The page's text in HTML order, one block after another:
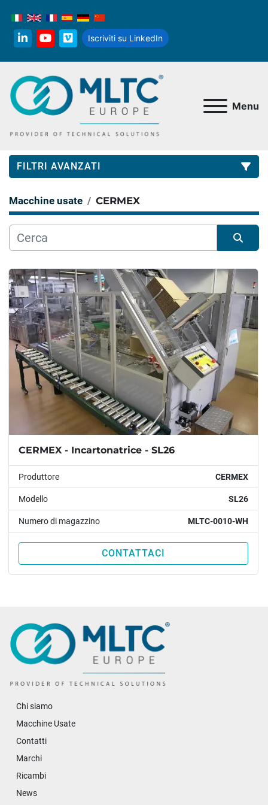
linkedinyoutube
vimeo
Iscriviti su LinkedIn
Menu
FILTRI AVANZATI
Categoria
Produttore
Modello
Condizione
Anno
CANCELLA
Macchine usate CERMEX
CERMEX - Incartonatrice - SL26
Produttore CERMEX
Modello SL26
Numero di magazzino MLTC-0010-WH
CONTATTACI
Ricambi
News
Chi siamo
Marchi
Macchine Usate
Contatti